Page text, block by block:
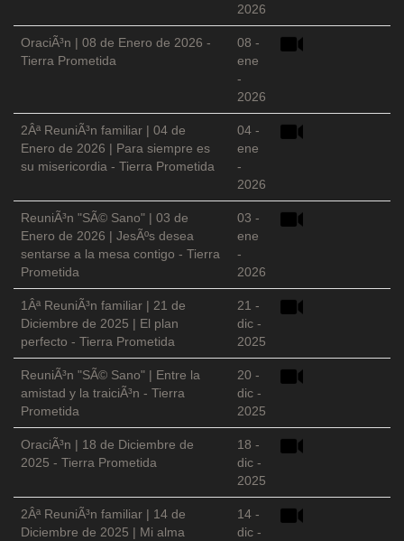
2026
OraciÃ³n | 08 de Enero de 2026 -
Tierra Prometida
08 -
ene
-
2026
2Âª ReuniÃ³n familiar | 04 de
Enero de 2026 | Para siempre es
su misericordia - Tierra Prometida
04 -
ene
-
2026
ReuniÃ³n "SÃ© Sano" | 03 de
Enero de 2026 | JesÃºs desea
sentarse a la mesa contigo - Tierra
Prometida
03 -
ene
-
2026
1Âª ReuniÃ³n familiar | 21 de
Diciembre de 2025 | El plan
perfecto - Tierra Prometida
21 -
dic -
2025
ReuniÃ³n "SÃ© Sano" | Entre la
amistad y la traiciÃ³n - Tierra
Prometida
20 -
dic -
2025
OraciÃ³n | 18 de Diciembre de
2025 - Tierra Prometida
18 -
dic -
2025
2Âª ReuniÃ³n familiar | 14 de
Diciembre de 2025 | Mi alma
14 -
dic -